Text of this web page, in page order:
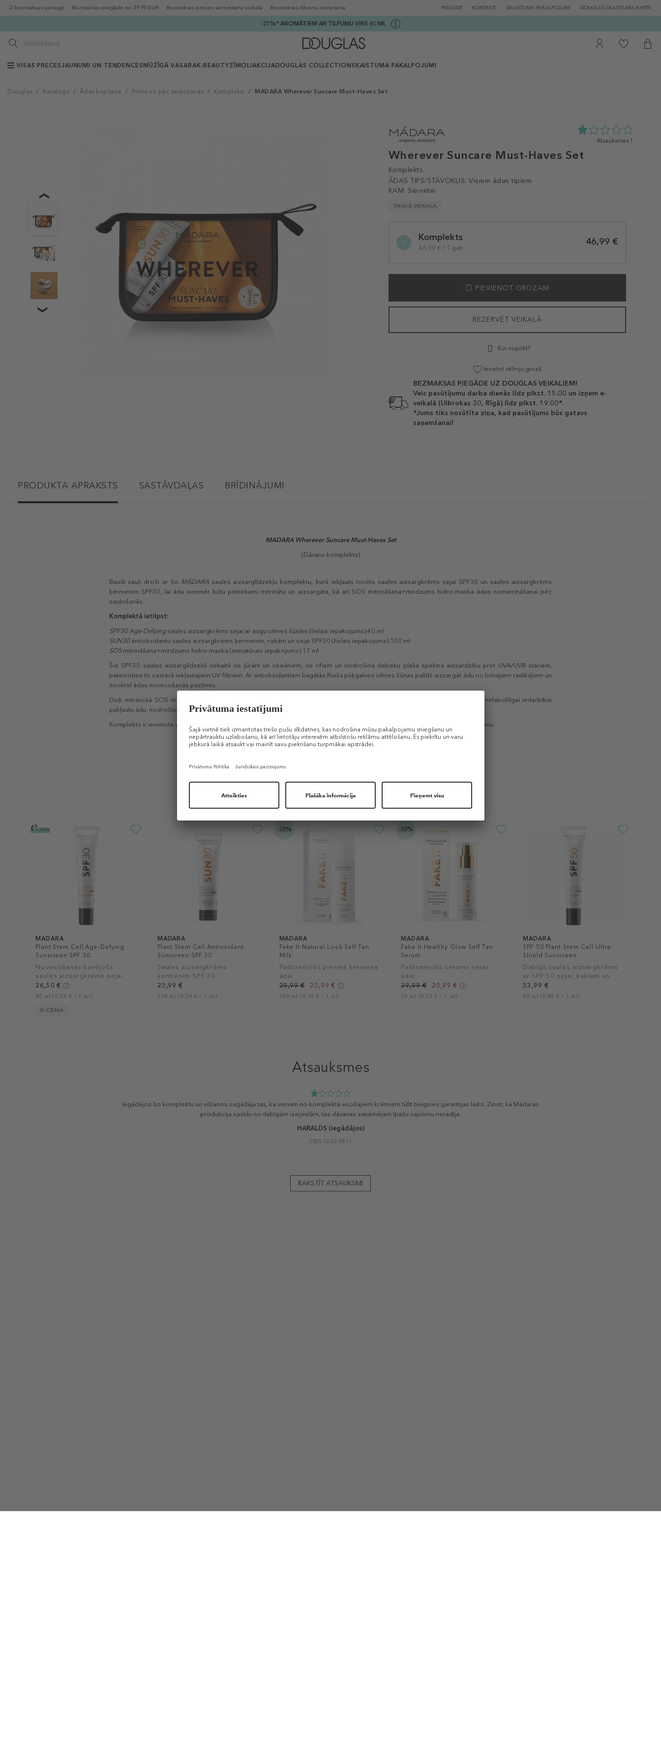
2 bezmaksas paraugi Bezmaksas piegāde no 39.95 EUR Bezmaksas preces saņemšana veikalā Bezmaksas dāvanu saiņošana PIEGĀDE KONTAKTI SKAISTUMA PAKALPOJUMI DOUGLAS SKAISTUMA KARTE
-25%* AROMĀTIEM AR TILPUMU VIRS 80 ML
VISAS PRECESJAUNUMI UN TENDENCES MŪŽĪGĀ VASARAK-BEAUTYZĪMOLIAKCIJADOUGLAS COLLECTION SKAISTUMA PAKALPOJUMI
Douglas / Katalogs / Ādas kopšana / Pirms un pēc sauļošanās / Komplekti / MADARA Wherever Suncare Must-Haves Set
Wherever Suncare Must-Haves Set
Komplekts
ĀDAS TIPS/STĀVOKLIS: Visiem ādas tipiem
KAM: Sievietei
TIKAI E-VEIKALĀ
1.0
Atsauksmes 1
variationKomplekts
46,99 € / 1 gab.
46,99 €
PIEVIENOT GROZAM
REZERVĒT VEIKALĀ
Kur nopirkt?
Ievietot vēlmju grozā
BEZMAKSAS PIEGĀDE UZ DOUGLAS VEIKALIEM!
Veic pasūtījumu darba dienās līdz plkst. 15.00 un izņem e-
veikalā (Ulbrokas 30, Rīgā) līdz plkst. 19.00*.
*Jums tiks nosūtīta ziņa, kad pasūtījums būs gatavs
saņemšanai!
PRODUKTA APRAKSTS SASTĀVDAĻAS BRĪDINĀJUMI
MADARAWherever Suncare Must-Haves Set
(Dāvanu komplekts)
Baudi sauli droši ar šo MÁDARAsaules aizsarglīdzekļu komplektu, kurā iekļauts tonēts saules aizsargkrēms sejai SPF30 un saules aizsargkrēms
ķermenim SPF30, lai āda vienmēr būtu pietiekami mitrināta un aizsargāta, kā arī SOS mitrināšana+mirdzums hidro-maska ādas nomierināšanai pēc
sauļošanās.
Komplektā ietilpst:
SPF30 Age-Defyingsaules aizsargkrēms sejai ar augu cilmes šūnām (lielais iepakojums) 40 ml
SUN30 antioksidantu saules aizsargkrēms ķermenim, rokām un sejai SPF30 (lielais iepakojums) 100 ml
SOSmitrināšana+mirdzums hidro-maska (miniatūrais iepakojums) 17 ml
Šie SPF30 saules aizsarglīdzekļi nekaitē ne jūrām un okeāniem, ne rifiem un nodrošina dabisku plaša spektra aizsardzību pret UVA/UVB stariem,
pateicoties to sastāvā iekļautajiem UV filtriem. Ar antioksidantiem bagātās Ruiša pūķgalves cilmes šūnas palīdz aizsargāt ādu no brīvajiem radikāļiem un
novērst ādas novecošanās pazīmes.
Dziļi mitrinošā SOS maska ir ideāla izvēle ādas kopšanai pēc sauļošanas vai lidošanas, jo tā īpaši spēcīgi mitrina sausu un nelabvēlīgai iedarbībai
pakļautu ādu, nodrošinot nepieciešamo ūdeni.
Komplekts ir ievietots vairākkārt izmantojamā
maisiņā, lai tas pavadītu tevi visos piedzīvojumos vai to varētu pasniegt kā dāvanu.
Līdzīgi produkti
MADARA
Plant Stem Cell Age-Defying
Sunscreen SPF 30
Novecošanās kavējošs
saules aizsargkrēms sejai
SPF 30
26,50 €
40 ml (0,75 € / 1 ml)
E-CENA
MADARA
Plant Stem Cell Antioxidant
Sunscreen SPF 30
Saules aizsargkrēms
ķermenim SPF 30
23,99 €
100 ml (0,24 € / 1 ml)
-30%
MADARA
Fake It Natural Look Self Tan
Milk
Paštonējošs pieniņš ķermeņa
ādai
29,99 €
20,99 €
150 ml (0,14 € / 1 ml)
-30%
MADARA
Fake It Healthy Glow Self Tan
Serum
Paštonējošs serums sejas
ādai
29,99 €
20,99 €
30 ml (0,70 € / 1 ml)
MADARA
SPF 50 Plant Stem Cell Ultra-
Shield Sunscreen
Dabīgs saules aizsargkrēms
ar SPF 50 sejai, kaklam un
dekoltē
33,99 €
40 ml (0,85 € / 1 ml)
Atsauksmes
Iegādājos šo komplektu un vilšanos sagādāja tas, ka vienam no komplektā esošajiem krēmiem tūlīt beigsies garantijas laiks. Zinot, ka Madaras
produkcija sastāv no dabīgām izejvielām, tas dāvanas saņēmējam īpašu sajūsmu neradīja.
HARALDS (iegādājos)
2025-10-23 09:11
RAKSTĪT ATSAUKSMI